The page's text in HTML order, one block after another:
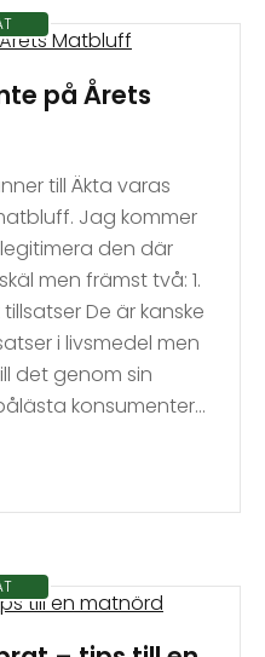
på Årets
till Äkta varas
Jag kommer
den där
men främst två: 1.
De är kanske
i livsmedel men
det genom sin
konsumenter…